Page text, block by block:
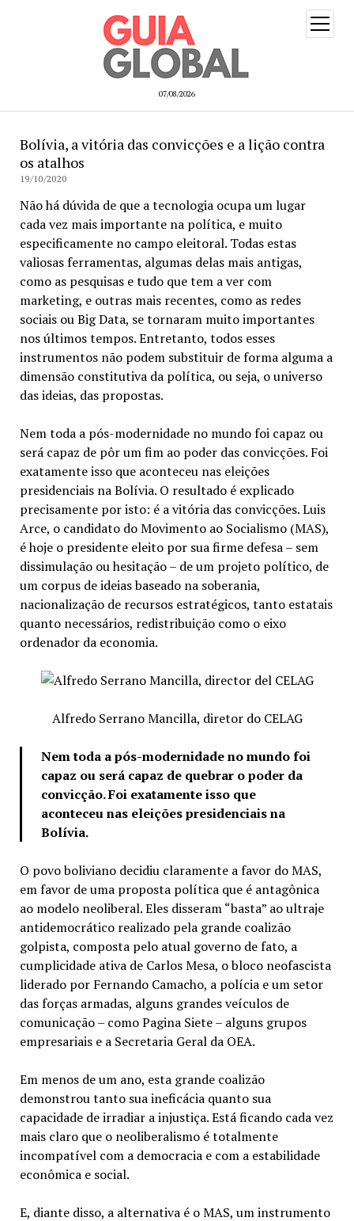
07/08/2026
open
menu
Bolívia, a vitória das convicções e a lição contra
os atalhos
19/10/2020
Não há dúvida de que a tecnologia ocupa um lugar
cada vez mais importante na política, e muito
especificamente no campo eleitoral. Todas estas
valiosas ferramentas, algumas delas mais antigas,
como as pesquisas e tudo que tem a ver com
marketing, e outras mais recentes, como as redes
sociais ou Big Data, se tornaram muito importantes
nos últimos tempos. Entretanto, todos esses
instrumentos não podem substituir de forma alguma a
dimensão constitutiva da política, ou seja, o universo
das ideias, das propostas.
Nem toda a pós-modernidade no mundo foi capaz ou
será capaz de pôr um fim ao poder das convicções. Foi
exatamente isso que aconteceu nas eleições
presidenciais na Bolívia. O resultado é explicado
precisamente por isto: é a vitória das convicções. Luis
Arce, o candidato do Movimento ao Socialismo (MAS),
é hoje o presidente eleito por sua firme defesa – sem
dissimulação ou hesitação – de um projeto político, de
um corpus de ideias baseado na soberania,
nacionalização de recursos estratégicos, tanto estatais
quanto necessários, redistribuição como o eixo
ordenador da economia.
Alfredo Serrano Mancilla, diretor do CELAG
Nem toda a pós-modernidade no mundo foi
capaz ou será capaz de quebrar o poder da
convicção. Foi exatamente isso que
aconteceu nas eleições presidenciais na
Bolívia.
O povo boliviano decidiu claramente a favor do MAS,
em favor de uma proposta política que é antagônica
ao modelo neoliberal. Eles disseram “basta” ao ultraje
antidemocrático realizado pela grande coalizão
golpista, composta pelo atual governo de fato, a
cumplicidade ativa de Carlos Mesa, o bloco neofascista
liderado por Fernando Camacho, a polícia e um setor
das forças armadas, alguns grandes veículos de
comunicação – como Pagina Siete – alguns grupos
empresariais e a Secretaria Geral da OEA.
Em menos de um ano, esta grande coalizão
demonstrou tanto sua ineficácia quanto sua
capacidade de irradiar a injustiça. Está ficando cada vez
mais claro que o neoliberalismo é totalmente
incompatível com a democracia e com a estabilidade
econômica e social.
E, diante disso, a alternativa é o MAS, um instrumento